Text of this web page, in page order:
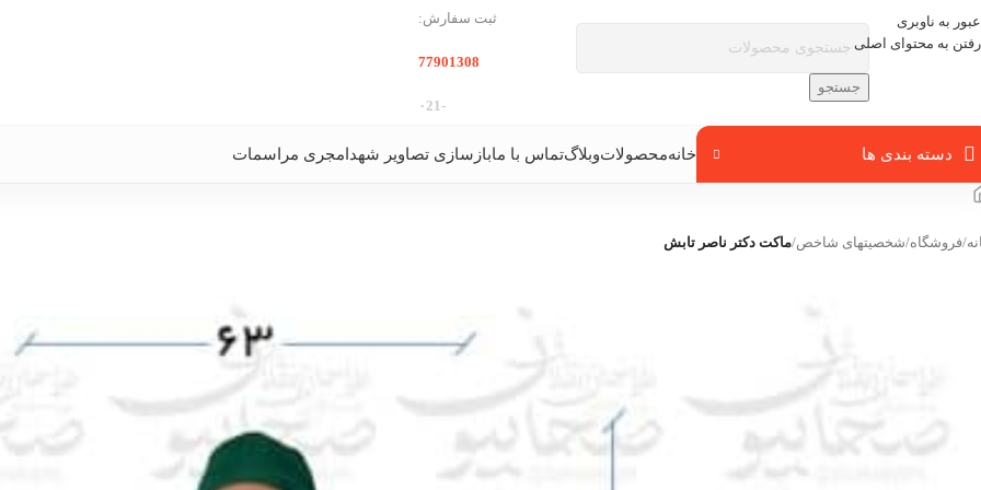
عبور به ناوبری
رفتن به محتوای اصلی
جستجو
ثبت سفارش:
77901308
-۰21
دسته بندی ها خانهمحصولاتوبلاگتماس با مابازسازی تصاویر شهدامجری مراسمات
/فروشگاه/شخصیتهای شاخص/ماکت دکتر ناصر تابش